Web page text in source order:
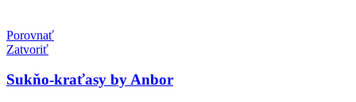
Porovnať
Zatvoriť
Sukňo-kraťasy by Anbor